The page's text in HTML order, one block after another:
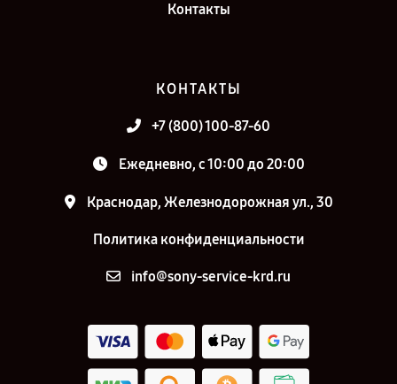
Контакты
КОНТАКТЫ
+7 (800) 100-87-60
Ежедневно, с 10:00 до 20:00
Краснодар, Железнодорожная ул., 30
Политика конфиденциальности
info@sony-service-krd.ru